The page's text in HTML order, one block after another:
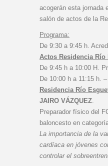
acogerán esta jornada
salón de actos de la
Programa:
De 9:30 a 9:45 h.
Actos Residencia Río
De 9:45 h a 10:00 H.
De 10:00 h a 11:15 h. –
Residencia Río
JAIRO VÁZQUEZ.
Preparador físico del
baloncesto en
La importancia de la
cardíaca en jóvenes
controlar el